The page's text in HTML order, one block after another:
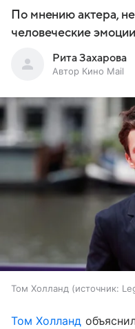
По мнению актера,
человеческие
Рита Захарова
Автор Кино Mail
Том Холланд источник:
Том Холланд